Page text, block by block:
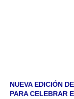
NUEVA EDICIÓN
PARA CELEBRAR